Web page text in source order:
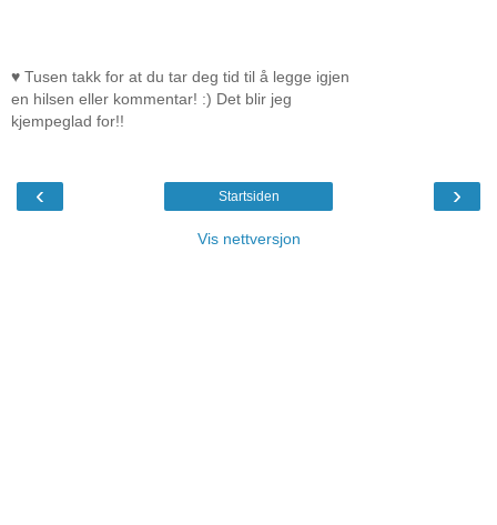
♥ Tusen takk for at du tar deg tid til å legge igjen
en hilsen eller kommentar! :) Det blir jeg
kjempeglad for!!
‹ ›
Startsiden
Vis nettversjon